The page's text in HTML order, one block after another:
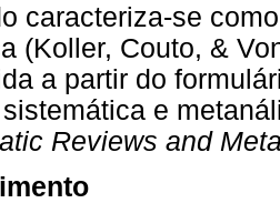
caracteriza-se
(Koller, Couto, &
a partir do
e
Reviews and